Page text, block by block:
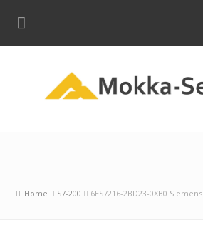
Home S7-200 6ES7216-2BD23-0XB0 Siemens